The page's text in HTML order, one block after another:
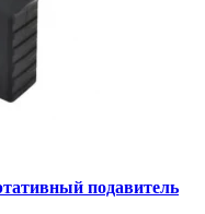
подавитель